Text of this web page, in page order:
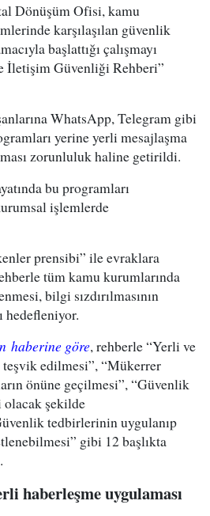
Dönüşüm Ofisi, kamu
karşılaşılan güvenlik
başlattığı çalışmayı
İletişim Güvenliği Rehberi”
WhatsApp, Telegram gibi
yerine yerli mesajlaşma
zorunluluk haline getirildi.
bu programları
işlemlerde
prensibi” ile evraklara
tüm kamu kurumlarında
bilgi sızdırılmasının
hedefleniyor.
haberine göre, rehberle “Yerli ve
edilmesi”, “Mükerrer
önüne geçilmesi”, “Güvenlik
şekilde
tedbirlerinin uygulanıp
gibi 12 başlıkta
haberleşme uygulaması